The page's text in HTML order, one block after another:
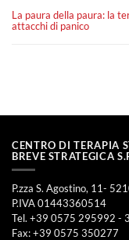
La paura della paura: la
attacchi di panico
CENTRO DI TERAPIA
BREVE STRATEGICA
P.zza S. Agostino, 11-
P.IVA 01443360514
Tel. +39 0575 295992 -
Fax: +39 0575 350277